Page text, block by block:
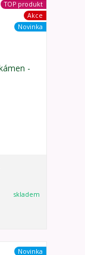
TOP produkt
Akce
Novinka
skladem
Novinka